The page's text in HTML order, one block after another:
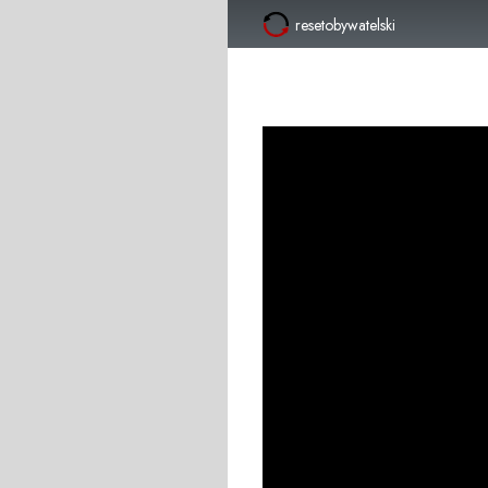
resetobywatelski